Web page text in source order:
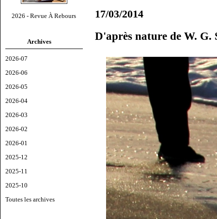
2026 - Revue À Rebours
Archives
2026-07
2026-06
2026-05
2026-04
2026-03
2026-02
2026-01
2025-12
2025-11
2025-10
Toutes les archives
17/03/2014
D'après nature de W. G.